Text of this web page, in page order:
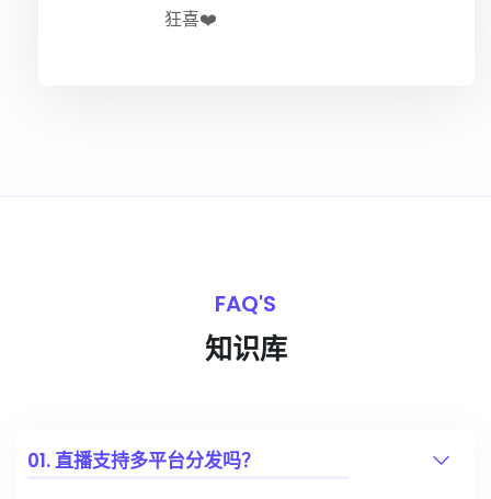
狂喜❤️
FAQ'S
知识库
01. 直播支持多平台分发吗？